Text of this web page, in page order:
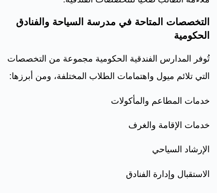
التخصصات المتاحة في مدرسة السياحة والفنادق
الحكومية
تُوفر المدارس الفندقية الحكومية مجموعة من التخصصات
التي تلائم ميول واهتمامات الطلاب المختلفة، ومن أبرزها:
خدمات المطاعم والمأكولات
خدمات الإقامة والغرف
الإرشاد السياحي
الاستقبال وإدارة الفنادق